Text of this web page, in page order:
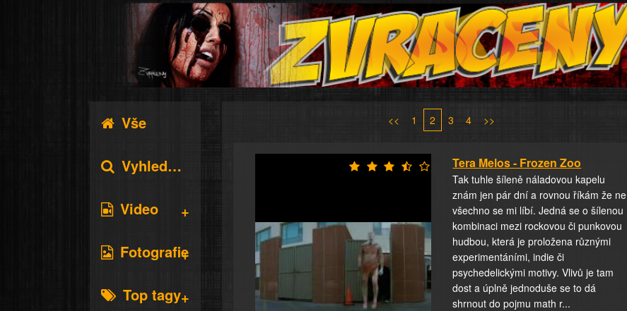
Vše
Vyhledávání
Video
Fotografie
Top tagy
<< 1 2 3 4 >>
Tera Melos - Frozen Zoo
Tak tuhle šíleně náladovou kapelu
znám jen pár dní a rovnou říkám že ne
všechno se mi líbí. Jedná se o šílenou
kombinaci mezi rockovou či punkovou
hudbou, která je proložena různými
experimentáními, indie či
psychedelickými motivy. Vlivů je tam
dost a úplně jednoduše se to dá
shrnout do pojmu math r...